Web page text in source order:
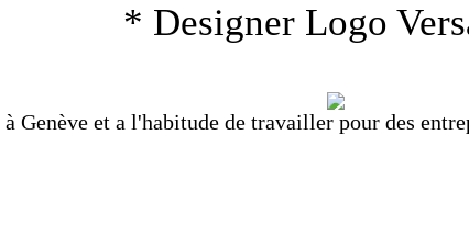
* Designer Logo
Genève et a l'habitude de travailler pour des